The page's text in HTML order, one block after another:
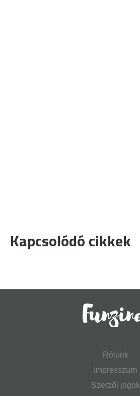
Kapcsolódó cikkek
Rólunk
Impresszum
Szerzői jogok